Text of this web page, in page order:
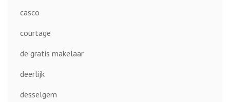
casco
courtage
de gratis makelaar
deerlijk
desselgem